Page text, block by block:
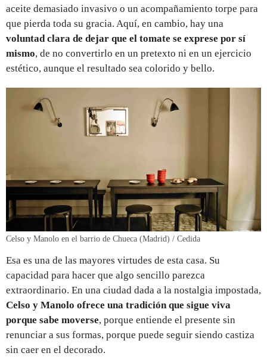
aceite demasiado invasivo o un acompañamiento torpe para
que pierda toda su gracia. Aquí, en cambio, hay una
voluntad clara de dejar que el tomate se exprese por sí
mismo, de no convertirlo en un pretexto ni en un ejercicio
estético, aunque el resultado sea colorido y bello.
Celso y Manolo en el barrio de Chueca (Madrid) / Cedida
Esa es una de las mayores virtudes de esta casa. Su
capacidad para hacer que algo sencillo parezca
extraordinario. En una ciudad dada a la nostalgia impostada,
Celso y Manolo ofrece una tradición que sigue viva
porque sabe moverse, porque entiende el presente sin
renunciar a sus formas, porque puede seguir siendo castiza
sin caer en el decorado.